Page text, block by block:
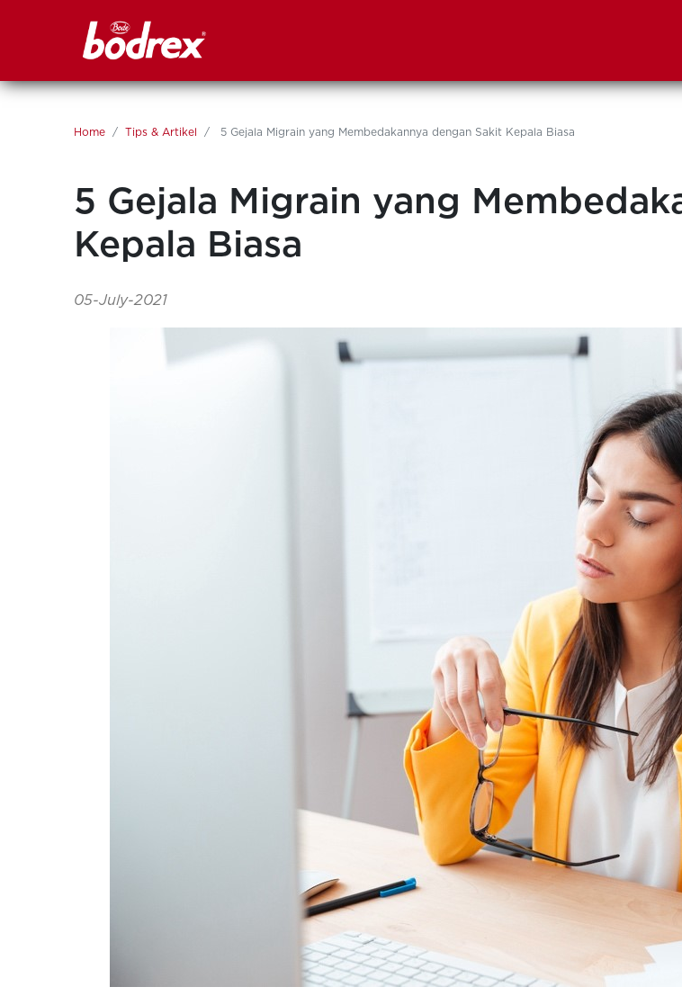
Home Tips & Artikel 5 Gejala Migrain yang Membedakannya dengan Sakit Kepala Biasa
5 Gejala Migrain yang
Kepala Biasa
05-July-2021